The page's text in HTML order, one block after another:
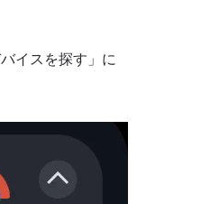
イスを探す」に